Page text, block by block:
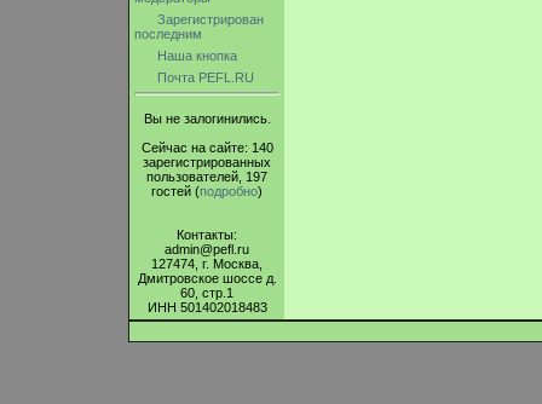
Зарегистрирован
последним
Наша кнопка
Почта PEFL.RU
Вы не залогинились.
Сейчас на сайте: 140
зарегистрированных
пользователей, 197
гостей (подробно)
Контакты:
admin@pefl.ru
127474, г. Москва,
Дмитровское шоссе д.
60, стр.1
ИНН 501402018483